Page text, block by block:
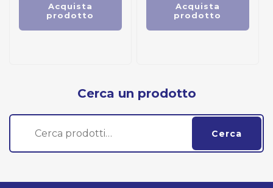
Acquista
prodotto
Acquista
prodotto
Cerca un prodotto
Cerca:
Cerca